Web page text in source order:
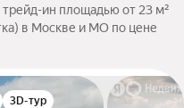
ин площадью от 23 м²
в Москве и МО по цене
3D-тур